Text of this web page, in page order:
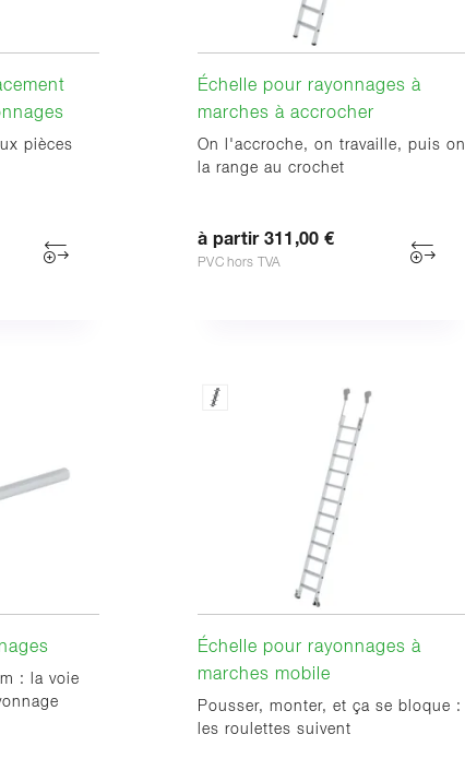
pièces
Échelle pour rayonnages à
marches à accrocher
On l'accroche, on travaille, puis on
la range au crochet
à partir 311,00 €
PVC hors TVA
: la voie
Échelle pour rayonnages à
marches mobile
Pousser, monter, et ça se bloque :
les roulettes suivent